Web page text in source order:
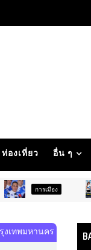
ท่องเที่ยว อื่น ๆ